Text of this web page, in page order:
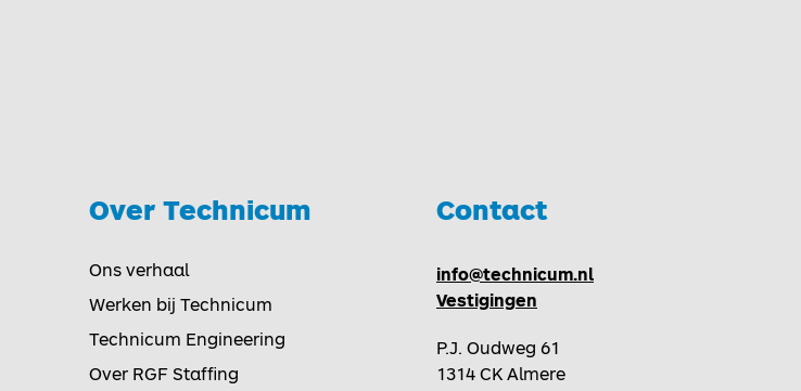
Toggle
Over Technicum Toggle
Ons verhaal
Werken bij Technicum
Technicum Engineering
Over RGF Staffing
Contact
info@technicum.nl
Vestigingen
P.J. Oudweg 61
1314 CK Almere